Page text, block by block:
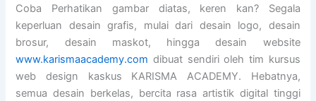
Coba Perhatikan gambar diatas, keren kan? Segala
keperluan desain grafis, mulai dari desain logo, desain
brosur, desain maskot, hingga desain website
www.karismaacademy.com dibuat sendiri oleh tim kursus
web design kaskus KARISMA ACADEMY. Hebatnya,
semua desain berkelas, bercita rasa artistik digital tinggi